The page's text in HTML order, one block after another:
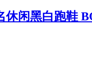
闲黑白跑鞋